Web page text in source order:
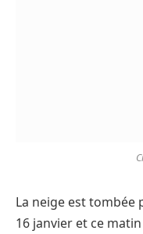
La neige est tombée
16 janvier et ce